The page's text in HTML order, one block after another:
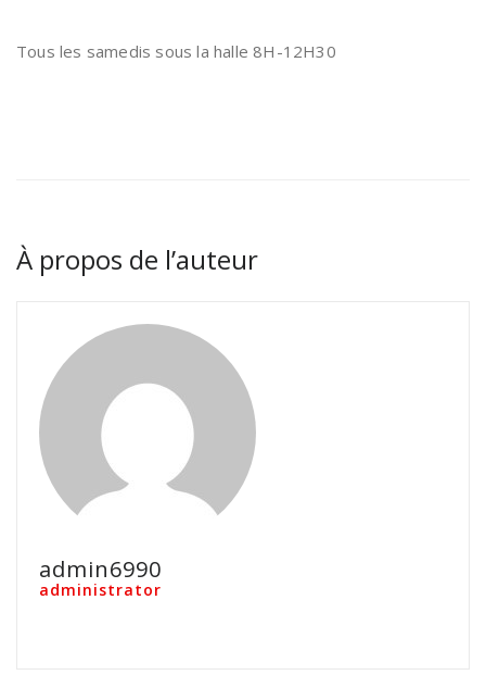
Tous les samedis sous la halle 8H-12H30
À propos de l’auteur
admin6990
administrator